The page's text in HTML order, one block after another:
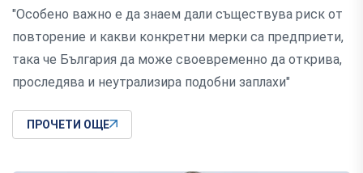
"Особено важно е да знаем дали съществува риск от
повторение и какви конкретни мерки са предприети,
така че България да може своевременно да открива,
проследява и неутрализира подобни заплахи"
ПРОЧЕТИ ОЩЕ